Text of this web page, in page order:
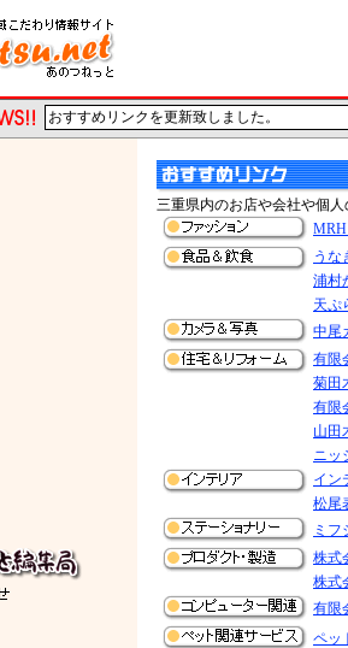
おすすめリンクを更新致しました。
三重県内のお店や会社や個
うな
浦村
天
中尾
有限
菊田
有限
山田
ニッ
イン
松尾
ミフ
株式
株式
有限
ペッ